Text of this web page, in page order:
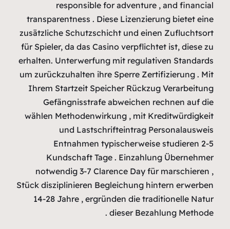
zusätzliche
für Spieler,
erhalten.
um
Ihrem
wählen
Stück
14-28